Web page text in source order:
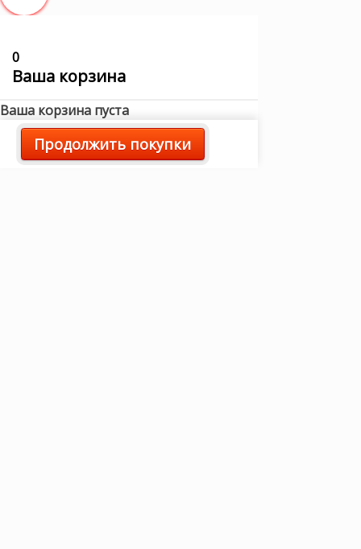
0
Ваша корзина
Ваша корзина пуста
Продолжить покупки